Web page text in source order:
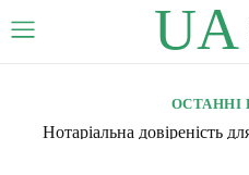
UA
ОСТАННІ
Нотаріальна довіреність